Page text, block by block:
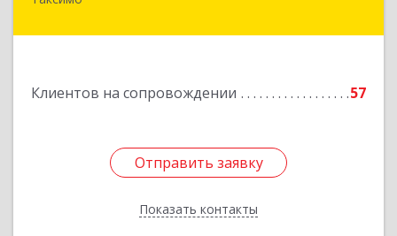
Клиентов на сопровождении 57
Отправить заявку
Показать контакты
Отправить заявку
Назад